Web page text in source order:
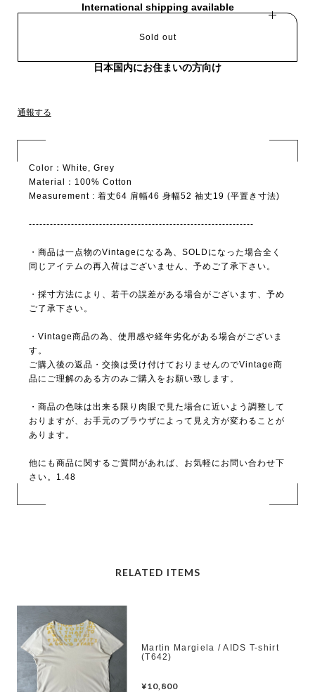
International shipping available
Sold out
日本国内にお住まいの方向け
通報する
Color：White, Grey
Material：100% Cotton
Measurement : 着丈64 肩幅46 身幅52 袖丈19 (平置き寸法)
----------------------------------------------------------------
・商品は一点物のVintageになる為、SOLDになった場合全く
同じアイテムの再入荷はございません、予めご了承下さい。
・採寸方法により、若干の誤差がある場合がございます、予め
ご了承下さい。
・Vintage商品の為、使用感や経年劣化がある場合がございま
す。
ご購入後の返品・交換は受け付けておりませんのでVintage商
品にご理解のある方のみご購入をお願い致します。
・商品の色味は出来る限り肉眼で見た場合に近いよう調整して
おりますが、お手元のブラウザによって見え方が変わることが
あります。
他にも商品に関するご質問があれば、お気軽にお問い合わせ下
さい。1.48
RELATED ITEMS
Martin Margiela / AIDS T-shirt
(T642)
¥10,800